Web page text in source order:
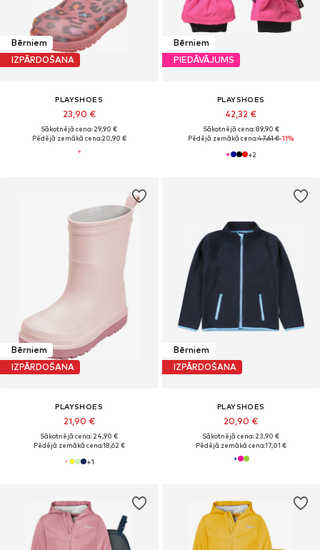
Bērniem
IZPĀRDOŠANA
PLAYSHOES
23,90 €
Sākotnējā cena: 29,90 €
Pēdējā zemākā cena:20,90 €
Bērniem
PIEDĀVĀJUMS
PLAYSHOES
42,32 €
Sākotnējā cena: 89,90 €
Pēdējā zemākā cena:47,61 €-11%
+2
Bērniem
IZPĀRDOŠANA
PLAYSHOES
21,90 €
Sākotnējā cena: 24,90 €
Pēdējā zemākā cena:18,62 €
+1
Bērniem
IZPĀRDOŠANA
PLAYSHOES
20,90 €
Sākotnējā cena: 23,90 €
Pēdējā zemākā cena:17,01 €